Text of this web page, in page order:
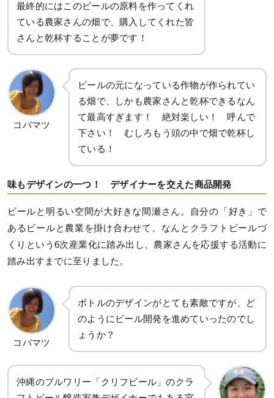
最終的にはこのビールの原料を作ってくれ
ている農家さんの畑で、購入してくれた皆
さんと乾杯することが夢です！
コバマツ
ビールの元になっている作物が作られてい
る畑で、しかも農家さんと乾杯できるなん
て最高すぎます！ 絶対楽しい！ 呼んで
下さい！ むしろもう頭の中で畑で乾杯し
ている！
味もデザインの一つ！ デザイナーを交えた商品開発
ビールと明るい空間が大好きな間瀬さん。自分の「好き」で
あるビールと農業を掛け合わせて、なんとクラフトビールづ
くりという6次産業化に踏み出し、農家さんを応援する活動に
踏み出すまでに至りました。
コバマツ
ボトルのデザインがとても素敵ですが、ど
のようにビール開発を進めていったのでし
ょうか？
沖縄のブルワリー「クリフビール」のクラ